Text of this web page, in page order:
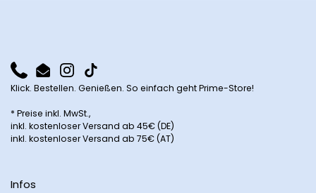
PhoneEmail Instagram
TikTok
Klick. Bestellen. Genießen. So einfach geht Prime-Store!
* Preise inkl. MwSt.,
inkl. kostenloser Versand ab 45€ (DE)
inkl. kostenloser Versand ab 75€ (AT)
Infos